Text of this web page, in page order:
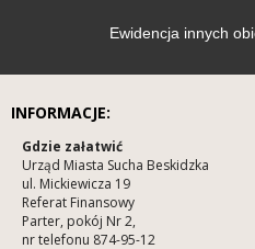
Ewidencja innych
INFORMACJE:
Gdzie załatwić
Urząd Miasta Sucha Beskidzka
ul. Mickiewicza 19
Referat Finansowy
Parter, pokój Nr 2,
nr telefonu 874-95-12